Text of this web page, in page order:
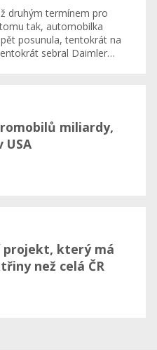
druhým termínem pro
tak, automobilka
posunula, tentokrát na
sebral Daimler…
miliardy,
USA
projekt, který má
než celá ČR